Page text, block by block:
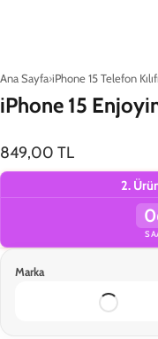
Ana Sayfa iPhone 15 Telefon Kılıfı
iPhone 15
849,00 TL
2.
Marka